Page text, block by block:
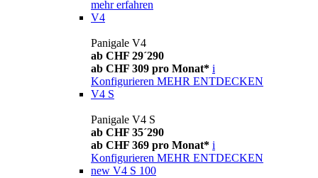
mehr erfahren
V4
Panigale V4
ab CHF 29´290
ab CHF 309 pro Monat* i
Konfigurieren MEHR ENTDECKEN
V4 S
Panigale V4 S
ab CHF 35´290
ab CHF 369 pro Monat* i
Konfigurieren MEHR ENTDECKEN
new V4 S 100